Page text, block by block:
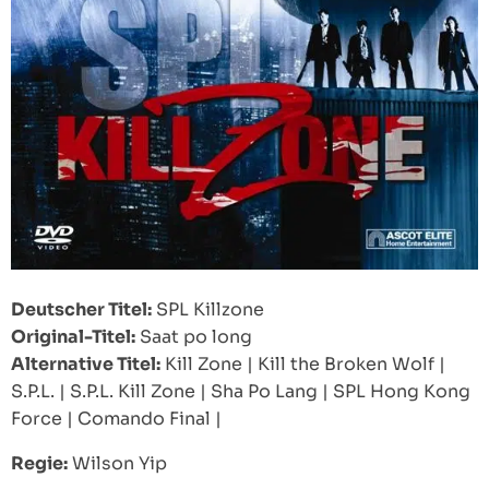
Deutscher Titel: SPL Killzone
Original-Titel: Saat po long
Alternative Titel: Kill Zone | Kill the Broken Wolf |
S.P.L. | S.P.L. Kill Zone | Sha Po Lang | SPL Hong Kong
Force | Comando Final |
Regie:Wilson Yip